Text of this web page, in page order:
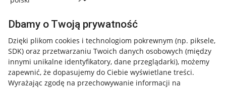
Dbamy o Twoją prywatność
Dzięki plikom cookies i technologiom pokrewnym (np. piksele,
SDK) oraz przetwarzaniu Twoich danych osobowych (między
innymi unikalne identyfikatory, dane przeglądarki), możemy
zapewnić, że dopasujemy do Ciebie wyświetlane treści.
Wyrażając zgodę na przechowywanie informacji na